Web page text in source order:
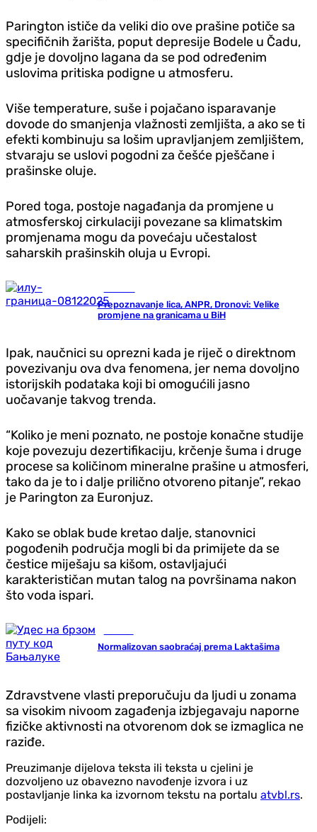
Parington ističe da veliki dio ove prašine potiče sa
specifičnih žarišta, poput depresije Bodele u Čadu,
gdje je dovoljno lagana da se pod određenim
uslovima pritiska podigne u atmosferu.
Više temperature, suše i pojačano isparavanje
dovode do smanjenja vlažnosti zemljišta, a ako se ti
efekti kombinuju sa lošim upravljanjem zemljištem,
stvaraju se uslovi pogodni za češće pješčane i
prašinske oluje.
Pored toga, postoje nagađanja da promjene u
atmosferskoj cirkulaciji povezane sa klimatskim
promjenama mogu da povećaju učestalost
saharskih prašinskih oluja u Evropi.
Prepoznavanje lica, ANPR, Dronovi: Velike
promjene na granicama u BiH
Ipak, naučnici su oprezni kada je riječ o direktnom
povezivanju ova dva fenomena, jer nema dovoljno
istorijskih podataka koji bi omogućili jasno
uočavanje takvog trenda.
“Koliko je meni poznato, ne postoje konačne studije
koje povezuju dezertifikaciju, krčenje šuma i druge
procese sa količinom mineralne prašine u atmosferi,
tako da je to i dalje prilično otvoreno pitanje”, rekao
je Parington za Euronjuz.
Kako se oblak bude kretao dalje, stanovnici
pogođenih područja mogli bi da primijete da se
čestice miješaju sa kišom, ostavljajući
karakterističan mutan talog na površinama nakon
što voda ispari.
Normalizovan saobraćaj prema Laktašima
Zdravstvene vlasti preporučuju da ljudi u zonama
sa visokim nivoom zagađenja izbjegavaju naporne
fizičke aktivnosti na otvorenom dok se izmaglica ne
raziđe.
Preuzimanje dijelova teksta ili teksta u cjelini je
dozvoljeno uz obavezno navođenje izvora i uz
postavljanje linka ka izvornom tekstu na portalu atvbl.rs.
Podijeli: